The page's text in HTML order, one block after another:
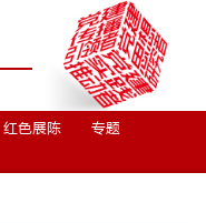
红色展陈
专题